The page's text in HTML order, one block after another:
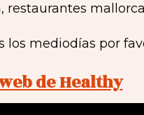
los mediodías por
de Healthy